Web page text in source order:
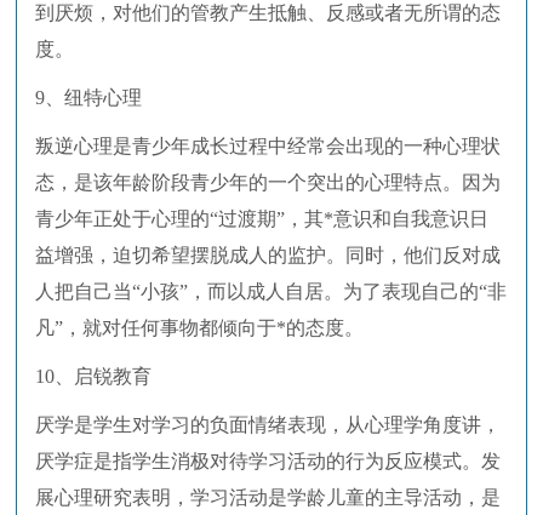
到厌烦，对他们的管教产生抵触、反感或者无所谓的态
度。
9、纽特心理
叛逆心理是青少年成长过程中经常会出现的一种心理状
态，是该年龄阶段青少年的一个突出的心理特点。因为
青少年正处于心理的“过渡期”，其*意识和自我意识日
益增强，迫切希望摆脱成人的监护。同时，他们反对成
人把自己当“小孩”，而以成人自居。为了表现自己的“非
凡”，就对任何事物都倾向于*的态度。
10、启锐教育
厌学是学生对学习的负面情绪表现，从心理学角度讲，
厌学症是指学生消极对待学习活动的行为反应模式。发
展心理研究表明，学习活动是学龄儿童的主导活动，是